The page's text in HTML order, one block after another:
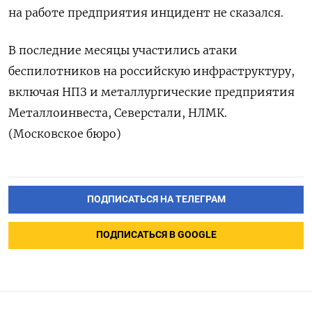
на работе предприятия инцидент не сказался.
В последние месяцы участились атаки
беспилотников на российскую инфраструктуру,
включая НПЗ и металлургические предприятия
Металлоинвеста, Северстали, НЛМК.
(Московское бюро)
ПОДПИСАТЬСЯ НА ТЕЛЕГРАМ
ПОДПИСАТЬСЯ В GOOGLE